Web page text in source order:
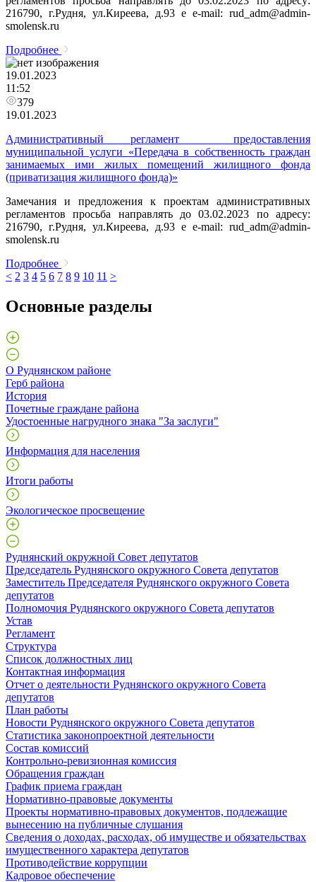
216790, г.Рудня, ул.Киреева, д.93 e e-mail: rud_adm@admin-
smolensk.ru
Подробнее
19.01.2023
11:52
379
19.01.2023
Административный регламент предоставления
муниципальной услуги «Передача в собственность граждан
занимаемых ими жилых помещений жилищного фонда
(приватизация жилищного фонда)»
Замечания и предложения к проектам административных
регламентов просьба направлять до 03.02.2023 по адресу:
216790, г.Рудня, ул.Киреева, д.93 e e-mail: rud_adm@admin-
smolensk.ru
Подробнее
< 2 3 4 5 6 7 8 9 10 11 >
Основные разделы
О Руднянском районе
Герб района
История
Почетные граждане района
Удостоенные нагрудного знака "За заслуги"
Информация для населения
Итоги работы
Экологическое просвещение
Руднянский окружной Совет депутатов
Председатель Руднянского окружного Совета депутатов
Заместитель Председателя Руднянского окружного Совета
депутатов
Полномочия Руднянского окружного Совета депутатов
Устав
Регламент
Структура
Список должностных лиц
Контактная информация
Отчет о деятельности Руднянского окружного Совета
депутатов
План работы
Новости Руднянского окружного Совета депутатов
Статистика законопроектной деятельности
Состав комиссий
Контрольно-ревизионная комиссия
Обращения граждан
График приема граждан
Нормативно-правовые документы
Проекты нормативно-правовых документов, подлежащие
вынесению на публичные слушания
Сведения о доходах, расходах, об имуществе и обязательствах
имущественного характера депутатов
Противодействие коррупции
Кадровое обеспечение